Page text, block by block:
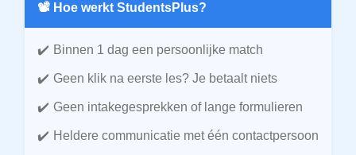
📽️ Hoe werkt StudentsPlus?
Binnen 1 dag een persoonlijke match
Geen klik na eerste les? Je betaalt niets
Geen intakegesprekken of lange formulieren
Heldere communicatie met één contactpersoon